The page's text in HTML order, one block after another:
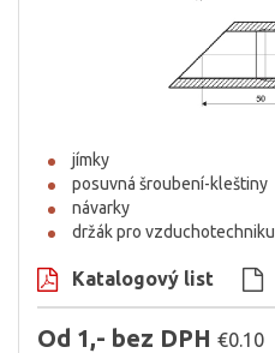
jímky
posuvná šroubení-kleštiny
návarky
držák pro vzduchotechniku
Katalogový list
Od 1,- bez DPH €0.10